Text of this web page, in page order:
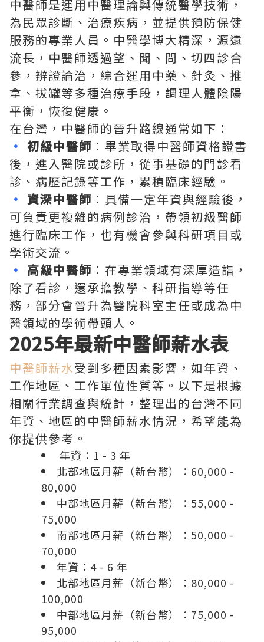
中醫師是運用中醫理論與傳統醫學技術，
為民眾診斷、治療疾病，並提供預防保健
服務的專業人員。中醫學博大精深，源遠
流長，中醫師透過望、聞、問、切四診合
參，辨證論治，綜合運用中藥、針灸、推
拿、拔罐等多種治療手段，調理人體陰陽
平衡，恢復健康。
在台灣，中醫師的晉升路線通常如下：
• 初級中醫師 ：畢業取得中醫師資格證書
後，進入醫院或診所，從事基礎的門診看
診、病歷記錄等工作，累積臨床經驗。
• 資深中醫師 ：具備一定年資與經驗後，
可負責更複雜的病例診治，帶領初級醫師
進行臨床工作，也有機會參與科研項目或
學術交流。
• 高級中醫師 ：在專業領域有深厚造詣，
除了看診，還承擔教學、科研指導等任
務，部分會晉升為醫院科室主任或成為中
醫領域的學術帶頭人。
2025年最新中醫師薪水表
中醫師薪水受到多種因素影響，如年資、
工作地區、工作單位性質等。以下是根據
相關行業調查與統計，整理出的台灣不同
年資、地區的中醫師薪水情況，希望能為
你提供參考。
年資：1 - 3 年
北部地區月薪（新台幣）：60,000 -
80,000
中部地區月薪（新台幣）：55,000 -
75,000
南部地區月薪（新台幣）：50,000 -
70,000
年資：4 - 6 年
北部地區月薪（新台幣）：80,000 -
100,000
中部地區月薪（新台幣）：75,000 -
95,000